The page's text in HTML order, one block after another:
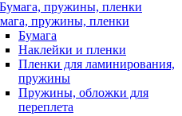
пружины, пленки
Бумага
Наклейки и пленки
Пленки для ламинирования,
пружины
Пружины, обложки для
переплета